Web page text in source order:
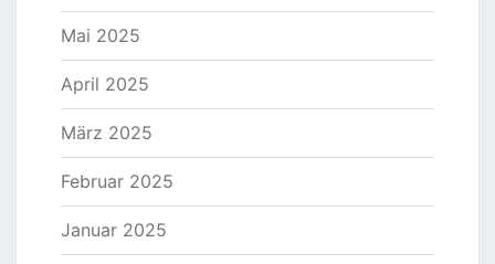
Mai 2025
April 2025
März 2025
Februar 2025
Januar 2025